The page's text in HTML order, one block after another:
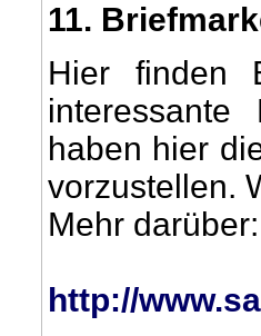
11.
Hier finden
interessante
haben hier
vorzustellen.
Mehr darüber:
http://